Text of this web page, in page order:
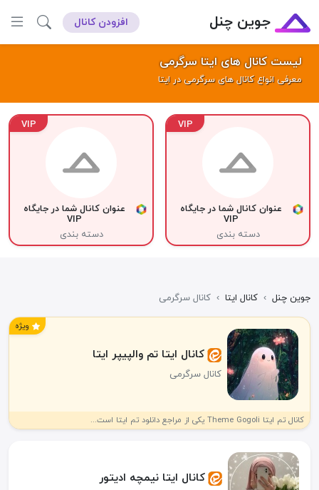
جوین چنل افزودن کانال
لیست کانال های ایتا سرگرمی
معرفی انواع کانال های سرگرمی در ایتا
VIP
عنوان کانال شما در جایگاه
VIP
دسته بندی
VIP
عنوان کانال شما در جایگاه
VIP
دسته بندی
جوین چنل › کانال ایتا › کانال سرگرمی
ویژه
کانال ایتا تم‌ والپیپر ایتا
کانال سرگرمی
کانال تم ایتا Theme Gogoli یکی از مراجع دانلود تم ایتا است...
کانال ایتا نیمچه ادیتور